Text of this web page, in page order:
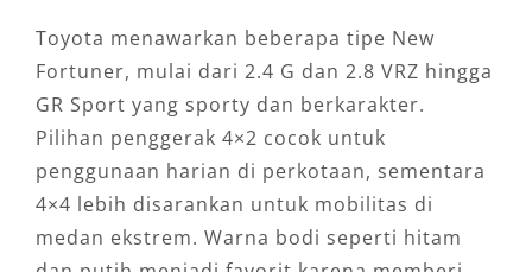
Toyota menawarkan beberapa tipe New
Fortuner, mulai dari 2.4 G dan 2.8 VRZ hingga
GR Sport yang sporty dan berkarakter.
Pilihan penggerak 4×2 cocok untuk
penggunaan harian di perkotaan, sementara
4×4 lebih disarankan untuk mobilitas di
medan ekstrem. Warna bodi seperti hitam